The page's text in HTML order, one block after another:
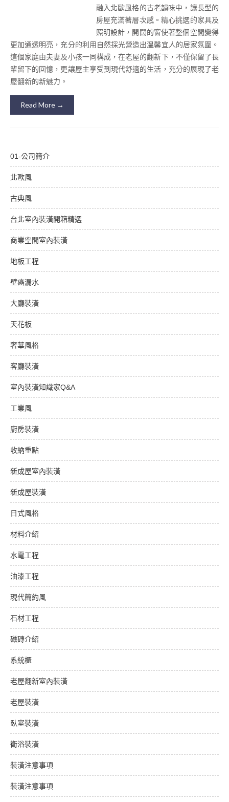
融入北歐風格的古老韻味中，讓長型的
房屋充滿著層次感。精心挑選的家具及
照明設計，開闊的窗使著整個空間變得
更加通透明亮，充分的利用自然採光營造出溫馨宜人的居家氛圍。
這個家庭由夫妻及小孩一同構成，在老屋的翻新下，不僅保留了長
輩留下的回憶，更讓屋主享受到現代舒適的生活，充分的展現了老
屋翻新的新魅力。
Read More →
01-公司簡介
北歐風
古典風
台北室內裝潢開箱精選
商業空間室內裝潢
地板工程
壁癌漏水
大廳裝潢
天花板
奢華風格
客廳裝潢
室內裝潢知識家Q&A
工業風
廚房裝潢
收納重點
新成屋室內裝潢
新成屋裝潢
日式風格
材料介紹
水電工程
油漆工程
現代簡約風
石材工程
磁磚介紹
系統櫃
老屋翻新室內裝潢
老屋裝潢
臥室裝潢
衛浴裝潢
裝潢注意事項
裝潢注意事項